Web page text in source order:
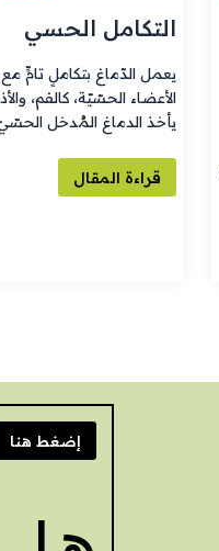
التكامل الحسي
يعمل الدّماغ بتكاملٍ تامٍّ
الأعضاء الحسّيّة، كالفم،
يأخذ الدماغ المُدخل
قراءة المقال
إضغط هنا